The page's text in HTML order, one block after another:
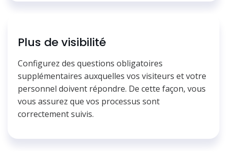
Plus de visibilité
Configurez des questions obligatoires
supplémentaires auxquelles vos visiteurs et votre
personnel doivent répondre. De cette façon, vous
vous assurez que vos processus sont
correctement suivis.